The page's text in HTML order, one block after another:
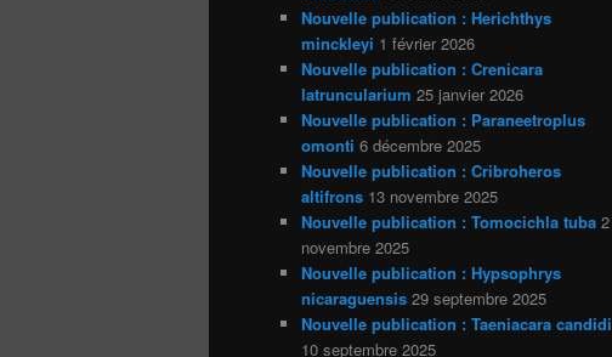
Nouvelle publication : Herichthys
minckleyi 1 février 2026
Nouvelle publication : Crenicara
latruncularium 25 janvier 2026
Nouvelle publication : Paraneetroplus
omonti 6 décembre 2025
Nouvelle publication : Cribroheros
altifrons 13 novembre 2025
Nouvelle publication : Tomocichla tuba 2
novembre 2025
Nouvelle publication : Hypsophrys
nicaraguensis 29 septembre 2025
Nouvelle publication : Taeniacara candidi
10 septembre 2025